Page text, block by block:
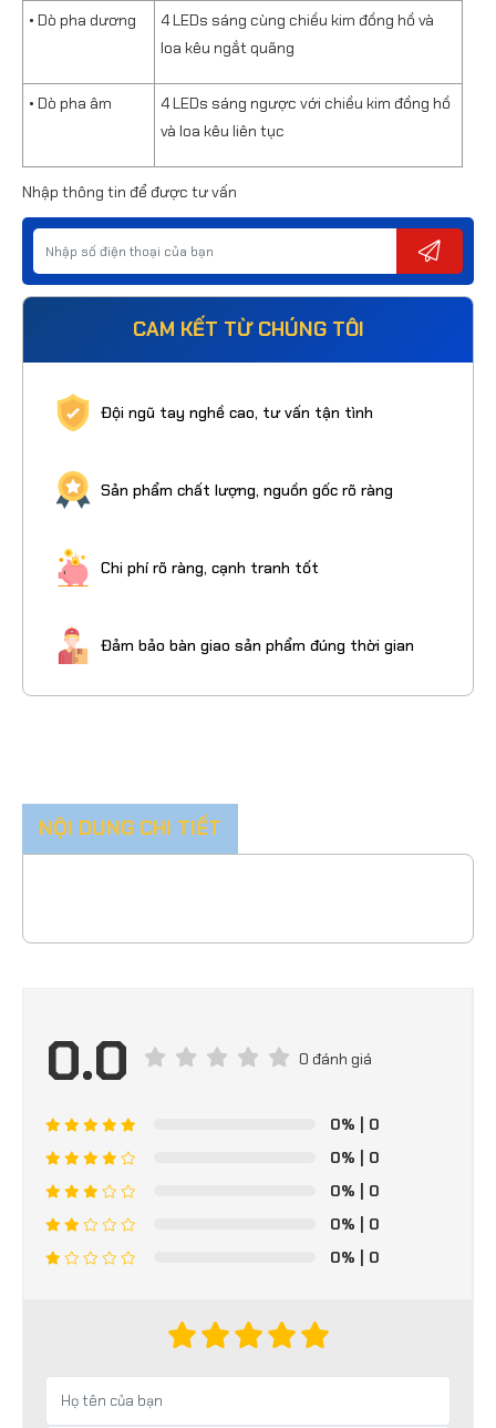
• Dò pha dương
4 LEDs sáng cùng chiều kim đồng hồ và
loa kêu ngắt quãng
• Dò pha âm
4 LEDs sáng ngược với chiều kim đồng hồ
và loa kêu liên tục
Nhập thông tin để được tư vấn
CAM KẾT TỪ CHÚNG TÔI
Đội ngũ tay nghề cao, tư vấn tận tình
Sản phẩm chất lượng, nguồn gốc rõ ràng
Chi phí rõ ràng, cạnh tranh tốt
Đảm bảo bàn giao sản phẩm đúng thời gian
NỘI DUNG CHI TIẾT
0.0 0 đánh giá
0% | 0
0% | 0
0% | 0
0% | 0
0% | 0